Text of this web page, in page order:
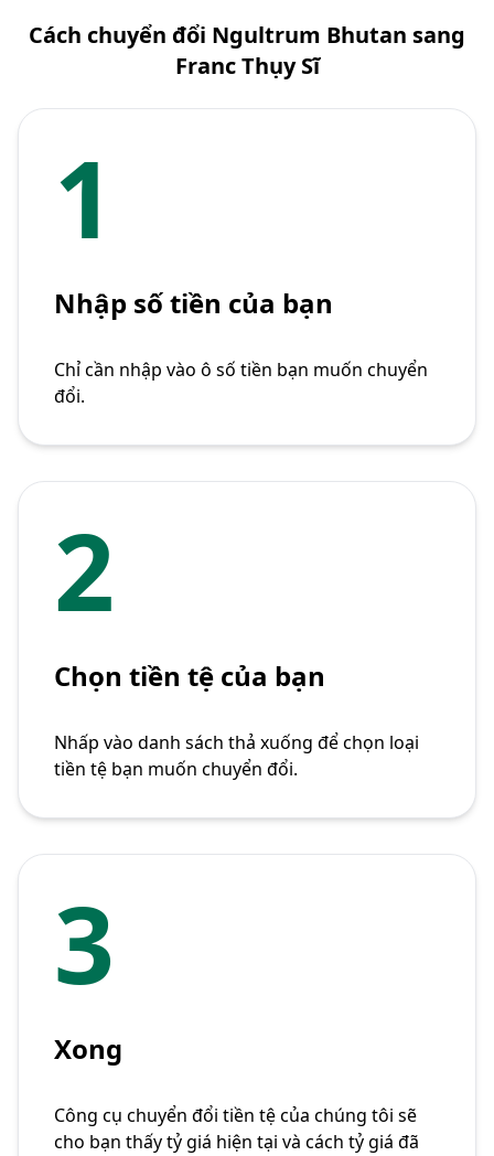
Cách chuyển đổi Ngultrum Bhutan sang
Franc Thụy Sĩ
1
Nhập số tiền của bạn
Chỉ cần nhập vào ô số tiền bạn muốn chuyển
đổi.
2
Chọn tiền tệ của bạn
Nhấp vào danh sách thả xuống để chọn loại
tiền tệ bạn muốn chuyển đổi.
3
Xong
Công cụ chuyển đổi tiền tệ của chúng tôi sẽ
cho bạn thấy tỷ giá hiện tại và cách tỷ giá đã